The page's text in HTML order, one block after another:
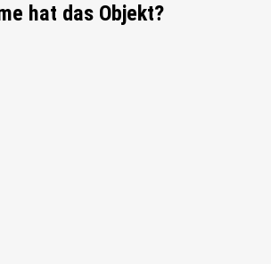
hat das Objekt?